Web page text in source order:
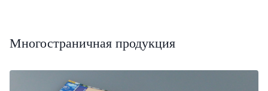
Многостраничная продукция